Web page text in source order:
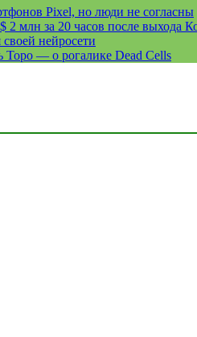
Pixel, но люди не согласны
млн за 20 часов после выхода
нейросети
Торо — о рогалике Dead Cells